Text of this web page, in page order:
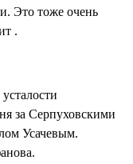
Это тоже очень
.
за Серпуховскими
Усачевым.